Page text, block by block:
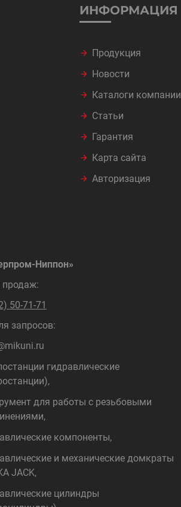
ИНФОРМАЦИЯ
Продукция
Новости
Каталоги компании
Статьи
Гарантия
Карта сайта
Авторизация
Ниппон»
50-71-71
запросов:
гидравлические
для работы с резьбовыми
компоненты,
и механические домкраты
JACK,
цилиндры